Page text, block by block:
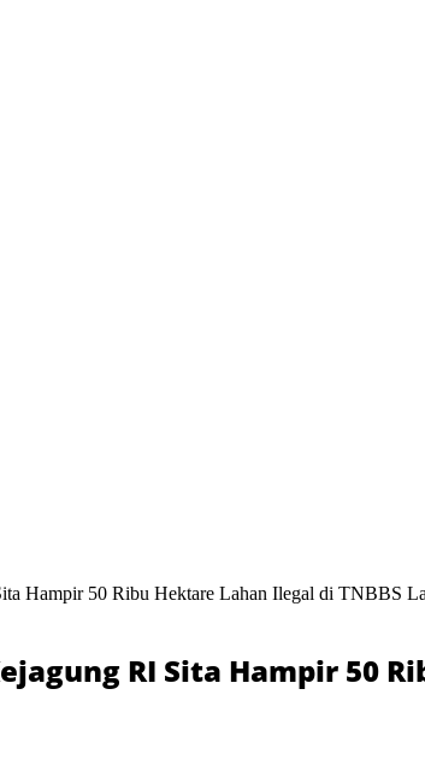
Hampir 50 Ribu Hektare Lahan Ilegal di TNBBS
RI Sita Hampir 50